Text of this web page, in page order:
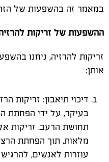
במאמר זה בהשפעות של
ההשפעות של זריקות
זריקות להרזיה, ניחנו
אותן:
דיכוי תיאבון: זריקות
בעיקר, על ידי הפחתת
תחושת הרעב. זריקות
מלאות, תוך הפחתת
עוזרות לאנשים,